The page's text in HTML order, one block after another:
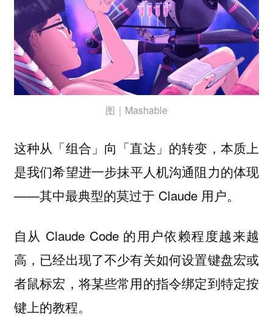
图｜Mashable
这种从「组合」向「直达」的转变，本质上
是我们希望进一步抹平人机沟通阻力的体现
——其中最典型的莫过于 Claude 用户。
自从 Claude Code 的用户依赖程度越来越
高，已经出现了不少有关如何设置键盘宏或
者鼠标宏，将某些常用的指令绑定到特定按
键上的教程。